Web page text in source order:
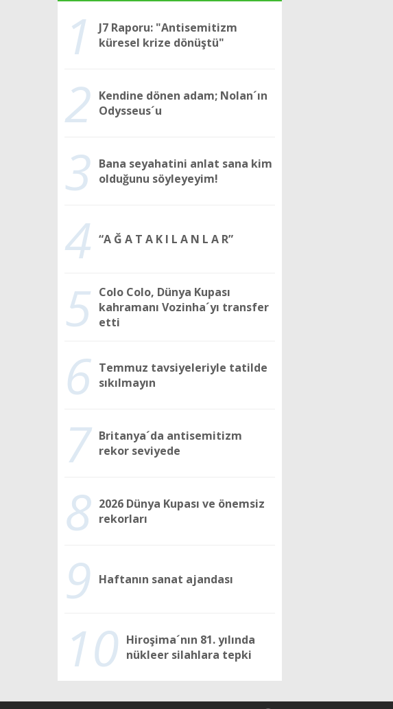
1
J7 Raporu: "Antisemitizm
küresel krize dönüştü"
2 Kendine dönen adam; Nolan´ın
Odysseus´u
3 Bana seyahatini anlat sana kim
olduğunu söyleyeyim!
4 “A Ğ A T A K I L A N L A R”
5 Colo Colo, Dünya Kupası
kahramanı Vozinha´yı transfer
etti
6 Temmuz tavsiyeleriyle tatilde
sıkılmayın
7 Britanya´da antisemitizm
rekor seviyede
8 2026 Dünya Kupası ve önemsiz
rekorları
9 Haftanın sanat ajandası
10 Hiroşima´nın 81. yılında
nükleer silahlara tepki